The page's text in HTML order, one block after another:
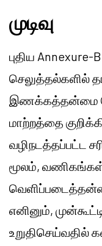
முடிவு
புதிய Annexure-
செலுத்தல்களில்
இணக்கத்தன்மை
மாற்றத்தை
வழிநடத்தப்பட்ட
மூலம்,
எனினும்,
உறுதிசெய்வதில்